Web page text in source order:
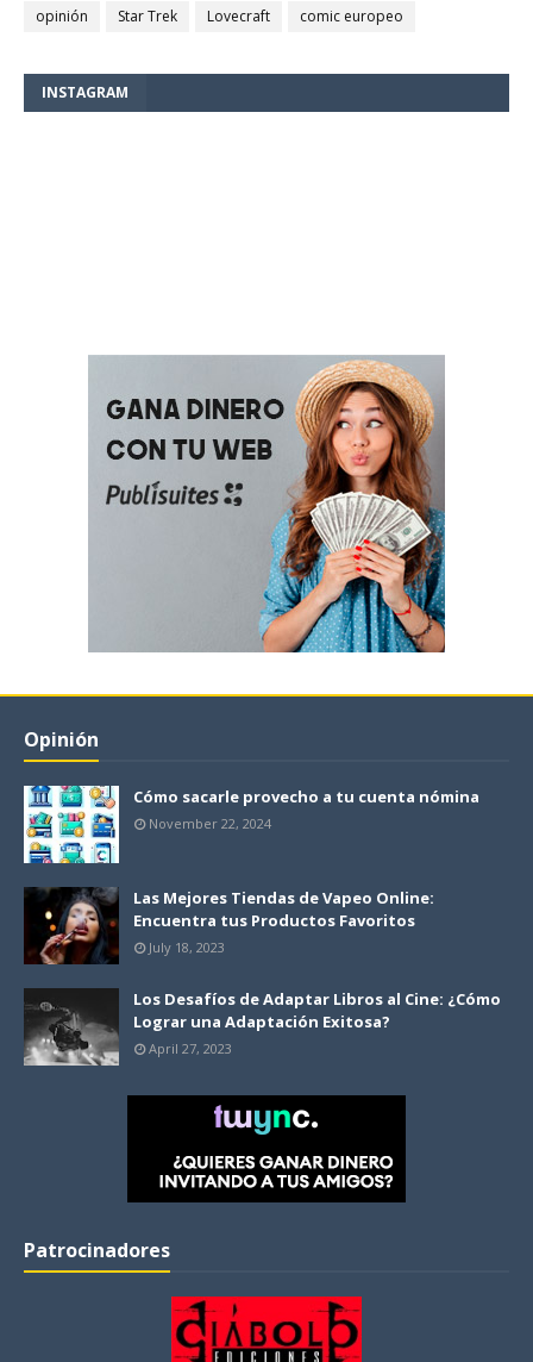
opinión
Star Trek Lovecraft comic europeo
INSTAGRAM
Opinión
Cómo sacarle provecho a tu cuenta nómina
November 22, 2024
Las Mejores Tiendas de Vapeo Online:
Encuentra tus Productos Favoritos
July 18, 2023
Los Desafíos de Adaptar Libros al Cine: ¿Cómo
Lograr una Adaptación Exitosa?
April 27, 2023
Patrocinadores